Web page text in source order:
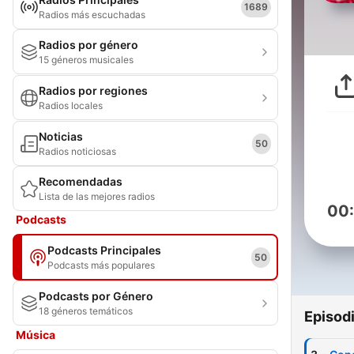
Radios más escuchadas
1689
Radios por género
15 géneros musicales
Radios por regiones
Radios locales
Noticias
Radios noticiosas
50
Recomendadas
Lista de las mejores radios
Podcasts
Podcasts Principales
Podcasts más populares
50
Podcasts por Género
18 géneros temáticos
Música